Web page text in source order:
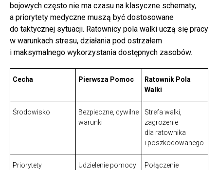
bojowych często nie ma czasu na klasyczne schematy,
a priorytety medyczne muszą być dostosowane
do taktycznej sytuacji. Ratownicy pola walki uczą się pracy
w warunkach stresu, działania pod ostrzałem
i maksymalnego wykorzystania dostępnych zasobów.
Cecha Pierwsza Pomoc
Ratownik Pola
Walki
Środowisko
Bezpieczne, cywilne
warunki
Strefa walki,
zagrożenie
dla ratownika
i poszkodowanego
Priorytety
Udzielenie pomocy
Połączenie